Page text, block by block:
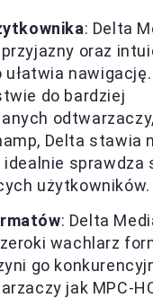
: Delta
oraz
nawigację.
do bardziej
Delta stawia
idealnie sprawdza
użytkowników.
: Delta
wachlarz
go
jak MPC-